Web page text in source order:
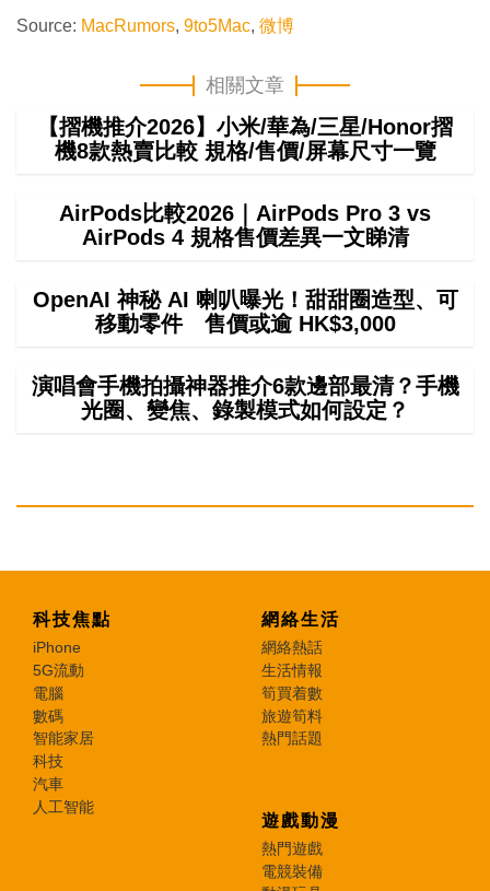
Source: MacRumors, 9to5Mac, 微博
相關文章
【摺機推介2026】小米/華為/三星/Honor摺
機8款熱賣比較 規格/售價/屏幕尺寸一覽
AirPods比較2026｜AirPods Pro 3 vs
AirPods 4 規格售價差異一文睇清
OpenAI 神秘 AI 喇叭曝光！甜甜圈造型、可
移動零件 售價或逾 HK$3,000
演唱會手機拍攝神器推介6款邊部最清？手機
光圈、變焦、錄製模式如何設定？
科技焦點
iPhone
5G流動
電腦
數碼
智能家居
科技
汽車
人工智能
網絡生活
網絡熱話
生活情報
筍買着數
旅遊筍料
熱門話題
遊戲動漫
熱門遊戲
電競裝備